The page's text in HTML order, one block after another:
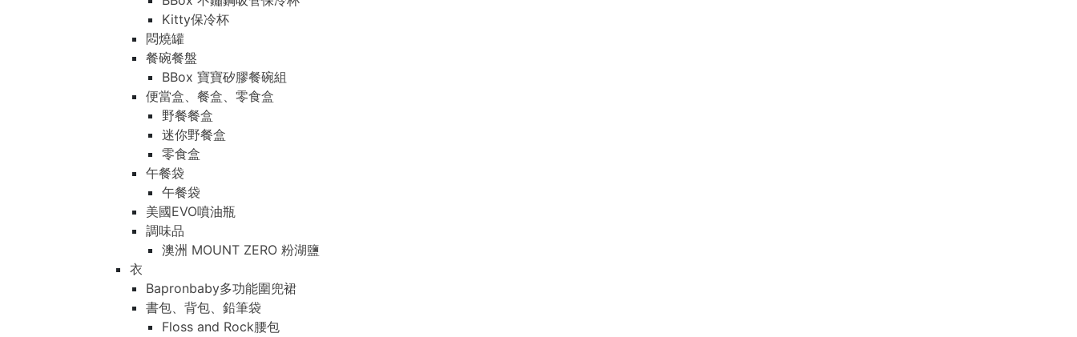
Kitty保冷杯
悶燒罐
餐碗餐盤
BBox 寶寶矽膠餐碗組
便當盒、餐盒、零食盒
野餐餐盒
迷你野餐盒
零食盒
午餐袋
午餐袋
美國EVO噴油瓶
調味品
澳洲 MOUNT ZERO 粉湖鹽
衣
Bapronbaby多功能圍兜裙
書包、背包、鉛筆袋
Floss and Rock腰包